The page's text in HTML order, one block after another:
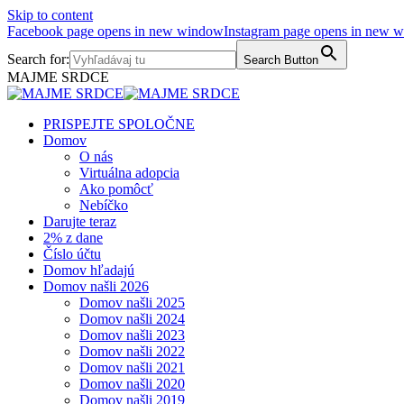
Skip to content
Facebook page opens in new windowInstagram page opens in new
Search for:
Search Button
MAJME SRDCE
PRISPEJTE SPOLOČNE
Domov
O nás
Virtuálna adopcia
Ako pomôcť
Nebíčko
Darujte teraz
2% z dane
Číslo účtu
Domov hľadajú
Domov našli 2026
Domov našli 2025
Domov našli 2024
Domov našli 2023
Domov našli 2022
Domov našli 2021
Domov našli 2020
Domov našli 2019